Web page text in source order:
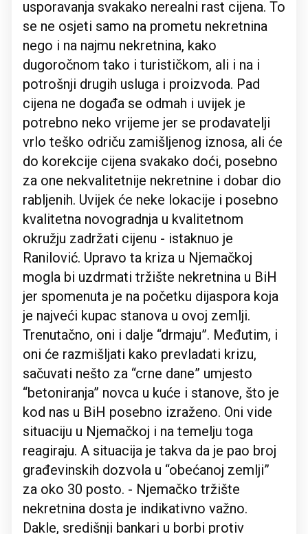
usporavanja svakako nerealni rast cijena. To
se ne osjeti samo na prometu nekretnina
nego i na najmu nekretnina, kako
dugoročnom tako i turističkom, ali i na i
potrošnji drugih usluga i proizvoda. Pad
cijena ne događa se odmah i uvijek je
potrebno neko vrijeme jer se prodavatelji
vrlo teško odriču zamišljenog iznosa, ali će
do korekcije cijena svakako doći, posebno
za one nekvalitetnije nekretnine i dobar dio
rabljenih. Uvijek će neke lokacije i posebno
kvalitetna novogradnja u kvalitetnom
okružju zadržati cijenu - istaknuo je
Ranilović. Upravo ta kriza u Njemačkoj
mogla bi uzdrmati tržište nekretnina u BiH
jer spomenuta je na početku dijaspora koja
je najveći kupac stanova u ovoj zemlji.
Trenutačno, oni i dalje “drmaju”. Međutim, i
oni će razmišljati kako prevladati krizu,
sačuvati nešto za “crne dane” umjesto
“betoniranja” novca u kuće i stanove, što je
kod nas u BiH posebno izraženo. Oni vide
situaciju u Njemačkoj i na temelju toga
reagiraju. A situacija je takva da je pao broj
građevinskih dozvola u “obećanoj zemlji”
za oko 30 posto. - Njemačko tržište
nekretnina dosta je indikativno važno.
Dakle, središnji bankari u borbi protiv